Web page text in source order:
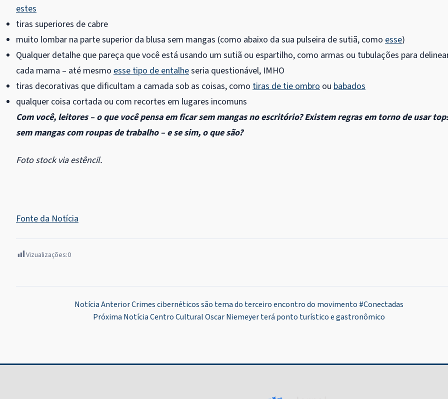
estes
tiras superiores de cabre
muito lombar na parte superior da blusa sem mangas (como abaixo da sua pulseira de sutiã, como esse)
Qualquer detalhe que pareça que você está usando um sutiã ou espartilho, como armas ou tubulações para
cada mama – até mesmo esse tipo de entalheseria questionável, IMHO
tiras decorativas que dificultam a camada sob as coisas, como tiras de tie ombro ou babados
qualquer coisa cortada ou com recortes em lugares incomuns
Com você, leitores – o que você pensa em ficar sem mangas no escritório? Existem regras em torno de usar
sem mangas com roupas de trabalho – e se sim, o que são?
Foto stock via estêncil.
Fonte da Notícia
Vizualizações:0
Notícia AnteriorCrimes cibernéticos são tema do terceiro encontro do movimento #Conectadas
Próxima NotíciaCentro Cultural Oscar Niemeyer terá ponto turístico e gastronômico